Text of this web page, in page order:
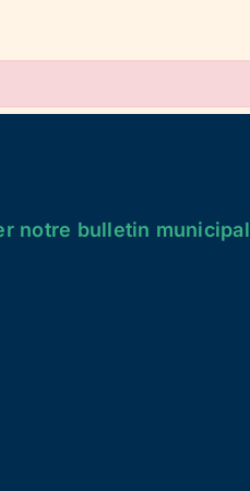
notre bulletin municipal